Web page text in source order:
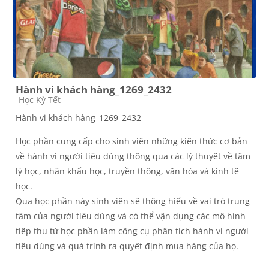
Hành vi khách hàng_1269_2432
Course category
Học Kỳ Tết
Hành vi khách hàng_1269_2432
Học phần cung cấp cho sinh viên những kiến thức cơ bản
về hành vi người tiêu dùng thông qua các lý thuyết về tâm
lý học, nhân khẩu học, truyền thông, văn hóa và kinh tế
học.
Qua học phần này sinh viên sẽ thông hiểu về vai trò trung
tâm của người tiêu dùng và có thể vận dụng các mô hình
tiếp thu từ học phần làm công cụ phân tích hành vi người
tiêu dùng và quá trình ra quyết định mua hàng của họ.